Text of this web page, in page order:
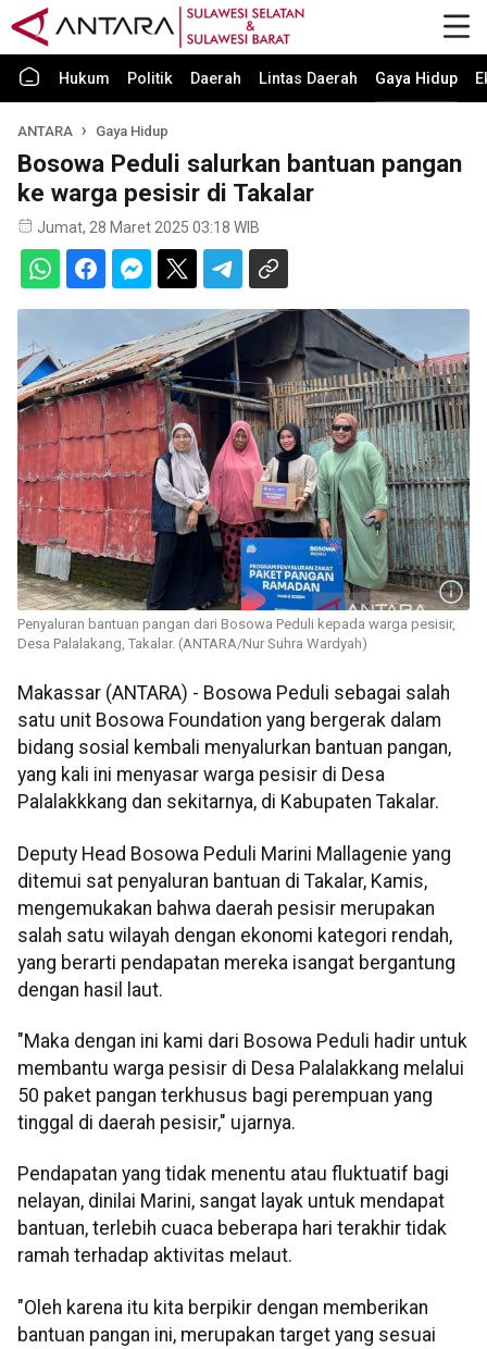
Hukum Politik Daerah Lintas Daerah Gaya Hidup
ANTARA Gaya Hidup
Bosowa Peduli salurkan bantuan pangan
ke warga pesisir di Takalar
Jumat, 28 Maret 2025 03:18 WIB
Penyaluran bantuan pangan dari Bosowa Peduli kepada warga pesisir,
Desa Palalakang, Takalar. (ANTARA/Nur Suhra Wardyah)
Makassar (ANTARA) - Bosowa Peduli sebagai salah
satu unit Bosowa Foundation yang bergerak dalam
bidang sosial kembali menyalurkan bantuan pangan,
yang kali ini menyasar warga pesisir di Desa
Palalakkkang dan sekitarnya, di Kabupaten Takalar.
Deputy Head Bosowa Peduli Marini Mallagenie yang
ditemui sat penyaluran bantuan di Takalar, Kamis,
mengemukakan bahwa daerah pesisir merupakan
salah satu wilayah dengan ekonomi kategori rendah,
yang berarti pendapatan mereka isangat bergantung
dengan hasil laut.
"Maka dengan ini kami dari Bosowa Peduli hadir untuk
membantu warga pesisir di Desa Palalakkang melalui
50 paket pangan terkhusus bagi perempuan yang
tinggal di daerah pesisir," ujarnya.
Pendapatan yang tidak menentu atau fluktuatif bagi
nelayan, dinilai Marini, sangat layak untuk mendapat
bantuan, terlebih cuaca beberapa hari terakhir tidak
ramah terhadap aktivitas melaut.
"Oleh karena itu kita berpikir dengan memberikan
bantuan pangan ini, merupakan target yang sesuai